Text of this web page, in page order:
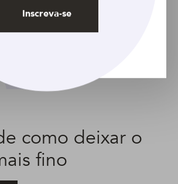
como deixar o
fino
Inscreva-se